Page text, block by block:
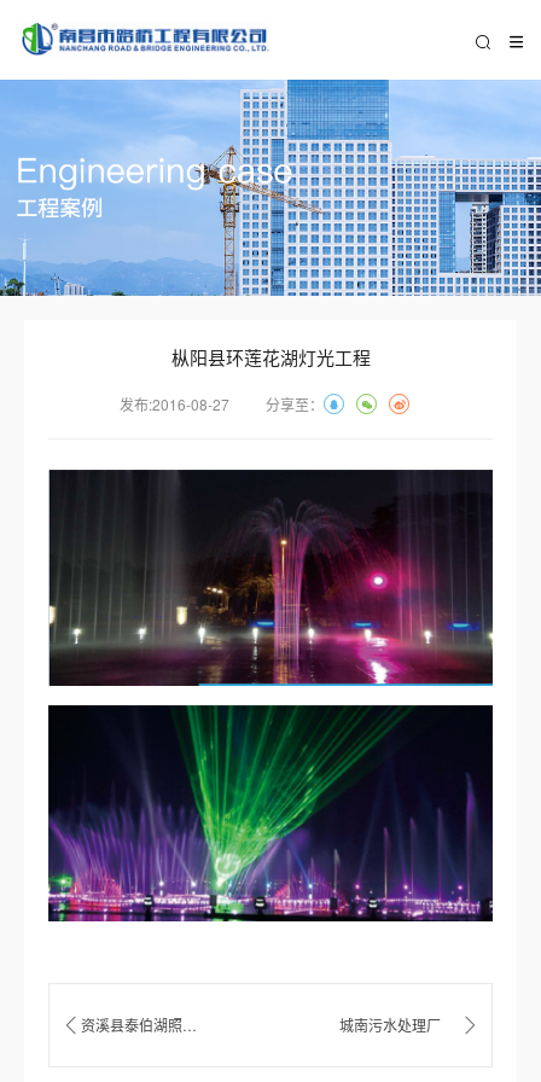
枞阳县环莲花湖灯光工程
发布:2016-08-27 分享至：
资溪县泰伯湖照明及护堤工程 城南污水处理厂